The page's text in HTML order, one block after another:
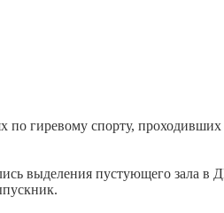
гиревому спорту,
выделения пустующего зала